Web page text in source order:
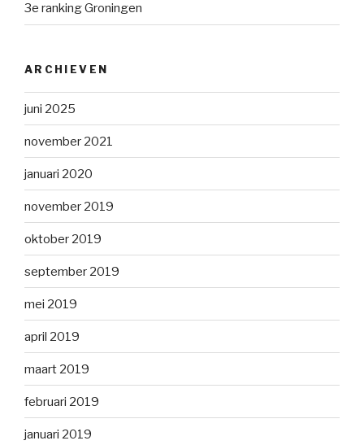
3e ranking Groningen
ARCHIEVEN
juni 2025
november 2021
januari 2020
november 2019
oktober 2019
september 2019
mei 2019
april 2019
maart 2019
februari 2019
januari 2019